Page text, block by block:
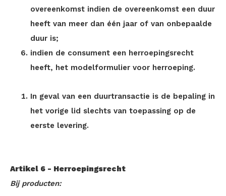
overeenkomst indien de overeenkomst een duur
heeft van meer dan één jaar of van onbepaalde
duur is;
indien de consument een herroepingsrecht
heeft, het modelformulier voor herroeping.
In geval van een duurtransactie is de bepaling in
het vorige lid slechts van toepassing op de
eerste levering.
Artikel 6 - Herroepingsrecht
Bij producten: